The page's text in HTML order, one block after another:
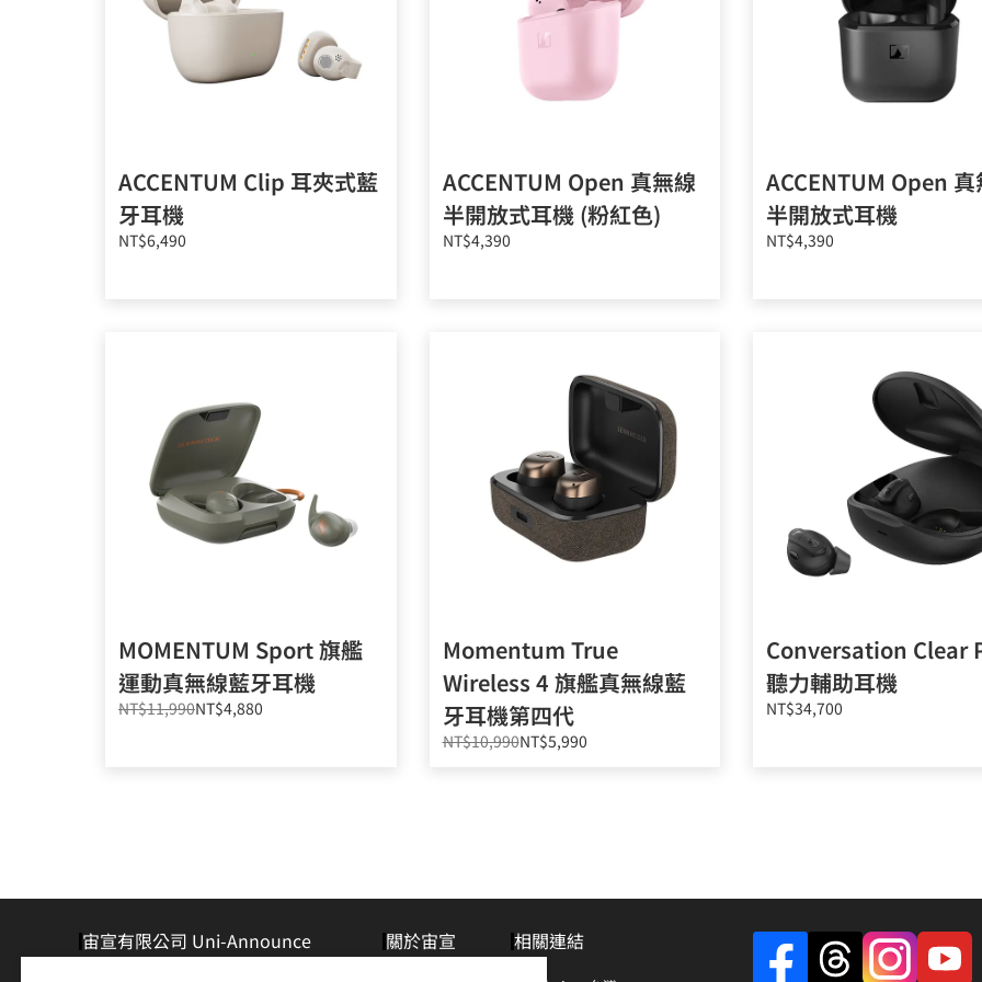
ACCENTUM Clip 耳夾式藍
牙耳機
NT$6,490
ACCENTUM Open 真無線
半開放式耳機 (粉紅色)
NT$4,390
ACCENTUM Open
半開放式耳機
NT$4,390
MOMENTUM Sport 旗艦
運動真無線藍牙耳機
NT$11,990NT$4,880
Momentum True
Wireless 4 旗艦真無線藍
牙耳機第四代
NT$10,990NT$5,990
Conversation Clear
聽力輔助耳機
NT$34,700
宙宣有限公司 Uni-Announce 關於宙宣 相關連結